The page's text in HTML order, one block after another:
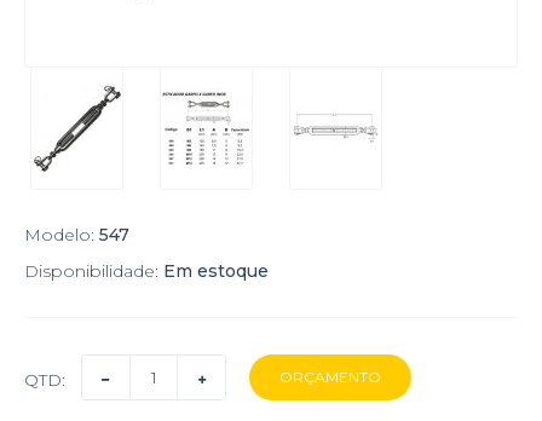
Modelo: 547
Disponibilidade: Em estoque
QTD: